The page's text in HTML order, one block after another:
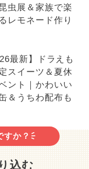
虫展＆家族で楽
レモネード作り
最新】ドラえも
スイーツ＆夏休
ント｜かわいい
＆うちわ配布も
すか？
込む